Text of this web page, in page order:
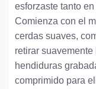
esforzaste tanto
Comienza con el
cerdas suaves,
retirar
hendiduras
comprimido para